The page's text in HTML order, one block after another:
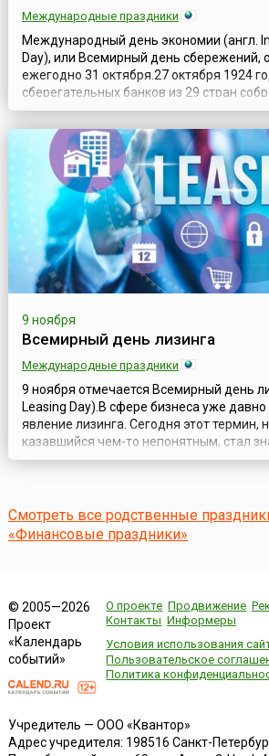
Международные праздники
Международный день экономии (англ.
Day), или Всемирный день сбережений,
ежегодно 31 октября.27 октября 1924
сберегательных банков из 29 стран
итальянском Милане на свой Первый
конгресс сберегательных банков (англ.
Savings Bank Congress).В последний
октября — родилась идея, зак...
9 ноября
Всемирный день лизинга
Международные праздники
9 ноября отмечается Всемирный день
Leasing Day).В сфере бизнеса уже
явление лизинга. Сегодня этот термин,
казавшийся чем-то непонятным, стал
людям, причём даже тем, кто не имеет к
и, являясь сам по себе ...
Смотреть все родственные
«Финансовые праздники»
© 2005—2026
Проект
«Календарь
событий»
О проекте Продвижение
Контакты Информеры
Условия использования
Пользовательское
Политика
Учредитель — ООО «Квантор»
Адрес учредителя: 198516 Санкт-